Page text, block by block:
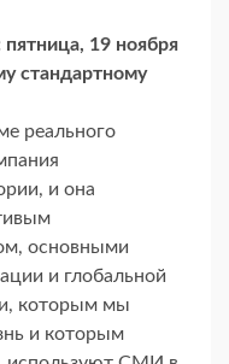
19 ноября
стандартному
реального
и она
основными
и глобальной
которым мы
и которым